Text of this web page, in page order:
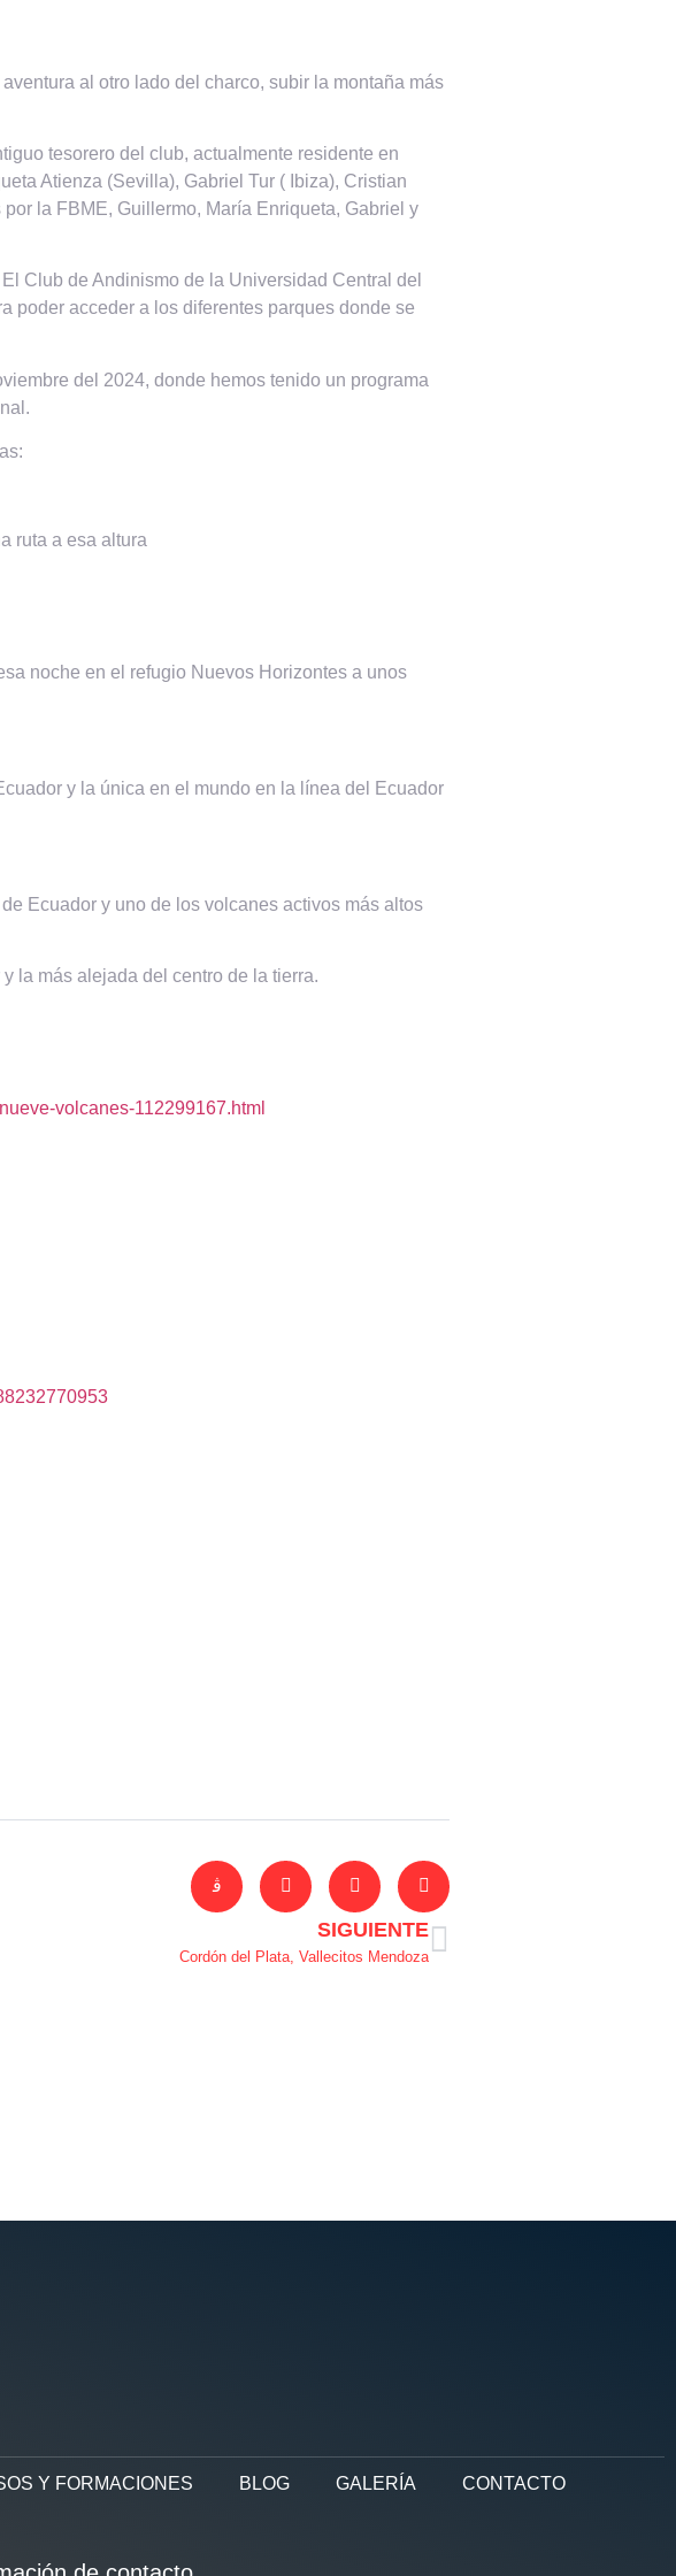
al otro lado del charco, subir la montaña más
tesorero del club, actualmente residente en
Atienza (Sevilla), Gabriel Tur ( Ibiza), Cristian
la FBME, Guillermo, María Enriqueta, Gabriel y
Club de Andinismo de la Universidad Central del
poder acceder a los diferentes parques donde se
del 2024, donde hemos tenido un programa
ruta a esa altura
noche en el refugio Nuevos Horizontes a unos
y la única en el mundo en la línea del Ecuador
Ecuador y uno de los volcanes activos más altos
la más alejada del centro de la tierra.
volcanes-112299167.html
SIGUIENTE
Cordón del Plata, Vallecitos Mendoza
Y FORMACIONES BLOG GALERÍA CONTACTO